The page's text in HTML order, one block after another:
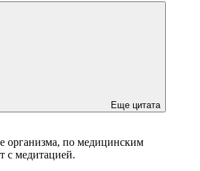
Еще цитата
организма, по медицинским
с медитацией.